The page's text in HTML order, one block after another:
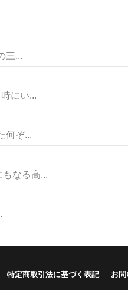
...
にい...
ぞ...
なる高...
特定商取引法に基づく表記 お